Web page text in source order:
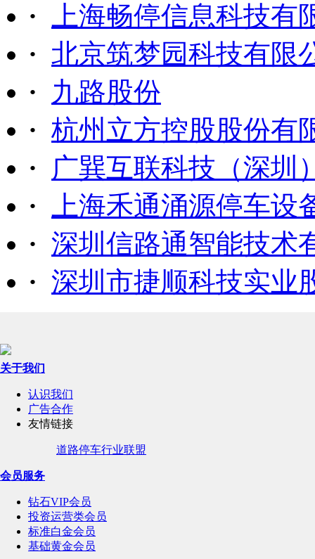
·
上海畅停信息科技有
· 北京筑梦园科技有限
·
九路股份
· 杭州立方控股股份有
·
广巽互联科技（深圳
·
上海禾通涌源停车设
· 深圳信路通智能技术
· 深圳市捷顺科技实业
关于我们
认识我们
广告合作
友情链接
道路停车行业联盟
会员服务
钻石VIP会员
投资运营类会员
标准白金会员
基础黄金会员